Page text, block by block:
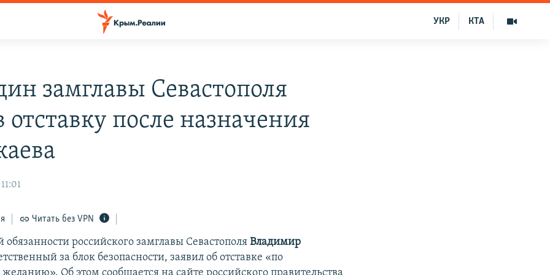
КТА
УКР
замглавы Севастополя
отставку после назначения
Читать без VPN
российского замглавы СевастополяВладимир
за блок безопасности, заявил об отставке «по